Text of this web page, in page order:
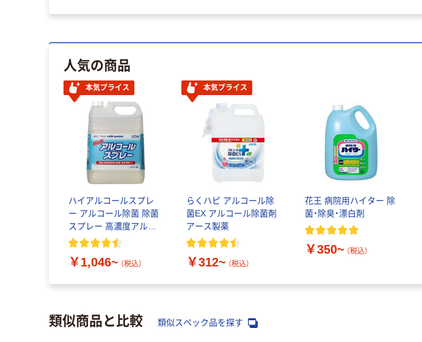
人気の商品
本気プライス
ハイアルコールスプレ
ー アルコール除菌 除菌
スプレー 高濃度アルコ
ール ライオン
￥1,046~ （税込）
本気プライス
らくハピ アルコール除
菌EX アルコール除菌剤
アース製薬
￥312~ （税込）
花王 病院用ハイター 除
菌・除臭・漂白剤
￥350~ （税込）
類似商品と比較 類似スペック品を探す